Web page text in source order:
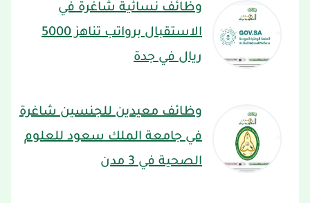
وظائف نسائية شاغرة في
الاستقبال برواتب تناهز 5000
ريال في جدة
وظائف معيدين للجنسين شاغرة
في جامعة الملك سعود للعلوم
الصحية في 3 مدن